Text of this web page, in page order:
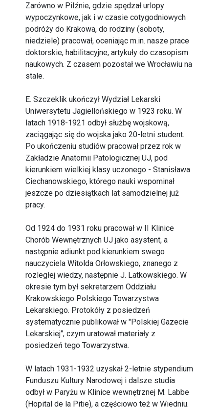
Zarówno w PiIźnie, gdzie spędzał urlopy
wypoczynkowe, jak i w czasie cotygodniowych
podróży do Krakowa, do rodziny (soboty,
niedziele) pracował, oceniając m.in. nasze prace
doktorskie, habilitacyjne, artykuły do czasopism
naukowych. Z czasem pozostał we Wrocławiu na
stale.
E. Szczeklik ukończył Wydział Lekarski
Uniwersytetu Jagiellońskiego w 1923 roku. W
latach 1918-1921 odbył służbę wojskową,
zaciągając się do wojska jako 20-letni student.
Po ukończeniu studiów pracował przez rok w
Zakładzie Anatomii Patologicznej UJ, pod
kierunkiem wielkiej klasy uczonego - Stanisława
Ciechanowskiego, którego nauki wspominał
jeszcze po dziesiątkach lat samodzielnej już
pracy.
Od 1924 do 1931 roku pracował w II Klinice
Chorób Wewnętrznych UJ jako asystent, a
następnie adiunkt pod kierunkiem swego
nauczyciela Witolda Orłowskiego, znanego z
rozległej wiedzy, następnie J. Latkowskiego. W
okresie tym był sekretarzem Oddziału
Krakowskiego Polskiego Towarzystwa
Lekarskiego. Protokóły z posiedzeń
systematycznie publikował w "Polskiej Gazecie
Lekarskiej", czym uratował materiały z
posiedzeń tego Towarzystwa.
W latach 1931-1932 uzyskał 2-letnie stypendium
Funduszu Kultury Narodowej i dalsze studia
odbył w Paryżu w Klinice wewnętrznej M. Labbe
(Hopital de la Pitie), a częściowo też w Wiedniu.